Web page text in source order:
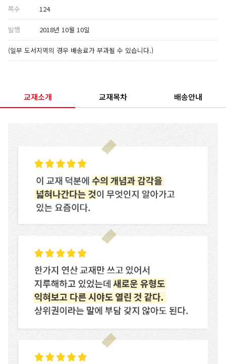
쪽수 124
발행 2018년 10월 10일
(일부 도서지역의 경우 배송료가 부과될 수 있습니다.)
교재소개 교재목차 배송안내